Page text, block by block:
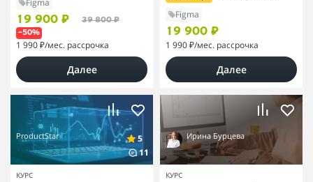
Figma
19 900 ₽ 39 800 ₽
–50%
1 990 ₽/мес. рассрочка
Далее
Figma
19 900 ₽
1 990 ₽/мес. рассрочка
Далее
ProductStar
5
11
КУРС
Ирина Бурцева
КУРС